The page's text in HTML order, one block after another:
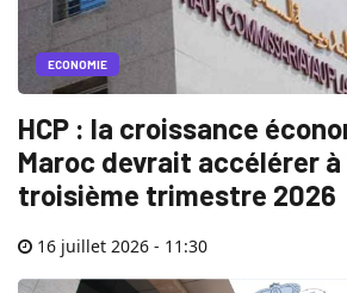
ECONOMIE
HCP : la croissance
Maroc devrait accélérer à
troisième trimestre 2026
16 juillet 2026 - 11:30